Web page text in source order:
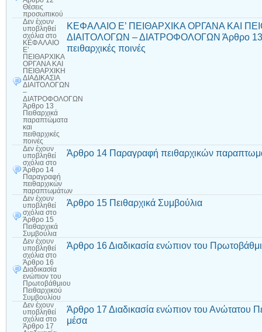
Θέσεις
προσωπικού
Δεν έχουν
υποβληθεί
σχόλια στο
ΚΕΦΑΛΑΙΟ
Ε’
ΠΕΙΘΑΡΧΙΚΑ
ΟΡΓΑΝΑ ΚΑΙ
ΠΕΙΘΑΡΧΙΚΗ
ΔΙΑΔΙΚΑΣΙΑ
ΔΙΑΙΤΟΛΟΓΩΝ
–
ΔΙΑΤΡΟΦΟΛΟΓΩΝ
Άρθρο 13
Πειθαρχικά
παραπτώματα
και
πειθαρχικές
ποινές
ΚΕΦΑΛΑΙΟ Ε’ ΠΕΙΘΑΡΧΙΚΑ ΟΡΓΑΝΑ ΚΑΙ
ΔΙΑΙΤΟΛΟΓΩΝ – ΔΙΑΤΡΟΦΟΛΟΓΩΝ Άρθρο 13
πειθαρχικές ποινές
Δεν έχουν
υποβληθεί
σχόλια στο
Άρθρο 14
Παραγραφή
πειθαρχικών
παραπτωμάτων
Άρθρο 14 Παραγραφή πειθαρχικών
Δεν έχουν
υποβληθεί
σχόλια στο
Άρθρο 15
Πειθαρχικά
Συμβούλια
Άρθρο 15 Πειθαρχικά Συμβούλια
Δεν έχουν
υποβληθεί
σχόλια στο
Άρθρο 16
Διαδικασία
ενώπιον του
Πρωτοβάθμιου
Πειθαρχικού
Συμβουλίου
Άρθρο 16 Διαδικασία ενώπιον του
Δεν έχουν
υποβληθεί
σχόλια στο
Άρθρο 17
Άρθρο 17 Διαδικασία ενώπιον του Ανώτατου
μέσα